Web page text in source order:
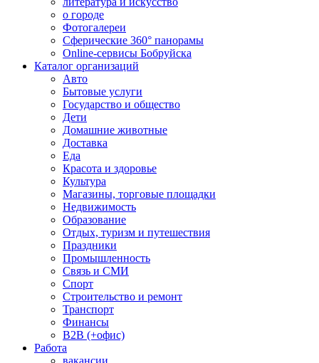
о городе
Фотогалереи
Сферические 360° панорамы
Online-сервисы Бобруйска
Каталог организаций
Авто
Бытовые услуги
Государство и общество
Дети
Домашние животные
Доставка
Еда
Красота и здоровье
Культура
Магазины, торговые площадки
Недвижимость
Образование
Отдых, туризм и путешествия
Праздники
Промышленность
Связь и СМИ
Спорт
Строительство и ремонт
Транспорт
Финансы
B2B (+офис)
Работа
вакансии